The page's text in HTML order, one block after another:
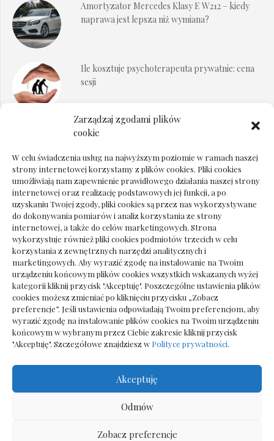
Zarządzaj zgodami plików
cookie
W celu świadczenia usług na najwyższym poziomie w ramach naszej
strony internetowej korzystamy z plików cookies. Pliki cookies
umożliwiają nam zapewnienie prawidłowego działania naszej strony
internetowej oraz realizację podstawowych jej funkcji, a po
uzyskaniu Twojej zgody, pliki cookies są przez nas wykorzystywane
do dokonywania pomiarów i analiz korzystania ze strony
internetowej, a także do celów marketingowych. Strona
wykorzystuje również pliki cookies podmiotów trzecich w celu
korzystania z zewnętrznych narzędzi analitycznych i
marketingowych. Aby wyrazić zgodę na instalowanie na Twoim
urządzeniu końcowym plików cookies wszystkich wskazanych wyżej
kategorii kliknij przycisk "Akceptuję". Poszczególne ustawienia plików
cookies możesz zmieniać po kliknięciu przycisku „Zobacz
preferencje”. Jeśli ustawienia odpowiadają Twoim preferencjom, aby
wyrazić zgodę na instalowanie plików cookies na Twoim urządzeniu
końcowym w wybranym przez Ciebie zakresie kliknij przycisk
"Akceptuję". Szczegółowe znajdziesz w Polityce prywatności.
Akceptuję
Odmów
Zobacz preferencje
Amortyzator Mercedes Klasy E W212 – kiedy
naprawa jest lepsza niż wymiana?
Ile kosztuje psychoterapeuta prywatnie: cena
sesji
Dokumenty do odbioru przy zmianie biura
Deska podłogowa do salonu: jak wybrać bez
pośpiechu
Wszelkie prawa zastrzezone